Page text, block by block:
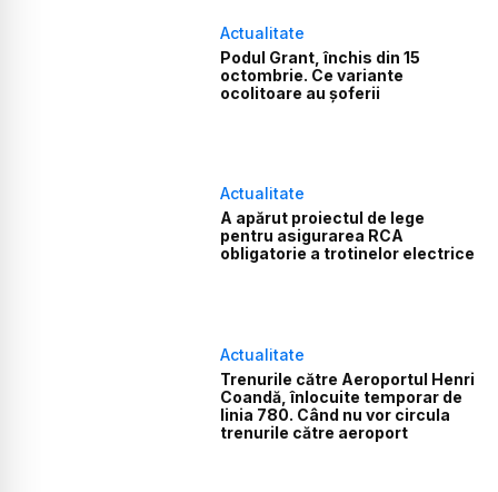
Actualitate
Podul Grant, închis din 15
octombrie. Ce variante
ocolitoare au șoferii
Actualitate
A apărut proiectul de lege
pentru asigurarea RCA
obligatorie a trotinelor electrice
Actualitate
Trenurile către Aeroportul Henri
Coandă, înlocuite temporar de
linia 780. Când nu vor circula
trenurile către aeroport